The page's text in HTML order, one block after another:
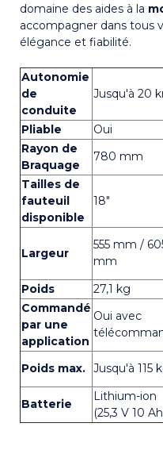
domaine des aides à la
accompagner dans tous
élégance et fiabilité.
Autonomie
de
conduite
Jusqu'à 20
Pliable Oui
Rayon de
Braquage
780 mm
Tailles de
fauteuil
disponible
18"
Largeur
555 mm /
mm
Poids
27,1 kg
Commandé
par une
application
Oui avec
Poids max. Jusqu'à 115
Batterie
Lithium-ion
(25,3 V 10